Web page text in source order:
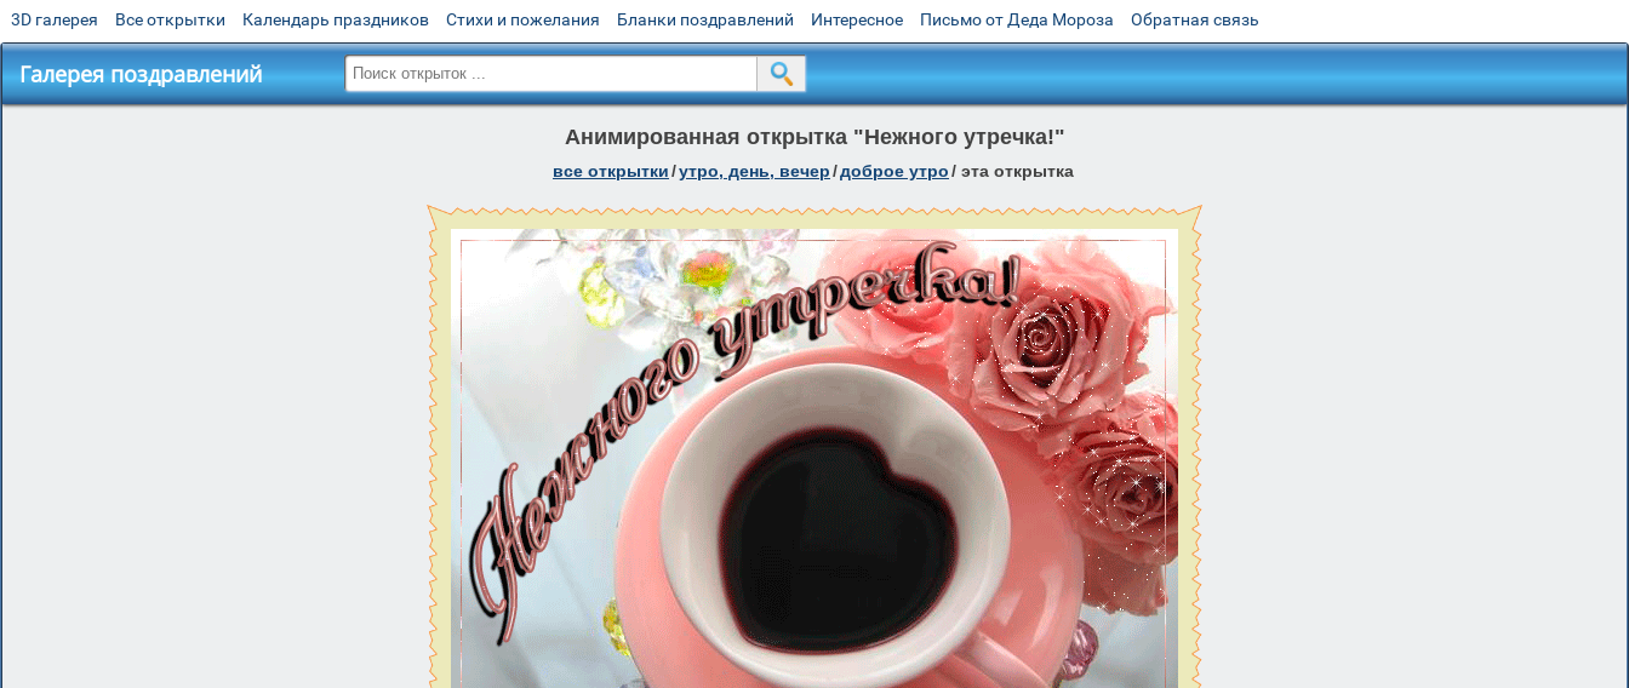
3D галерея Все открытки Календарь праздников Стихи и пожелания Бланки поздравлений Интересное Письмо от Деда Мороза Обратная связь
Галерея поздравлений
Анимированная открытка "Нежного утречка!"
все открытки/утро, день, вечер/доброе утро/ эта открытка